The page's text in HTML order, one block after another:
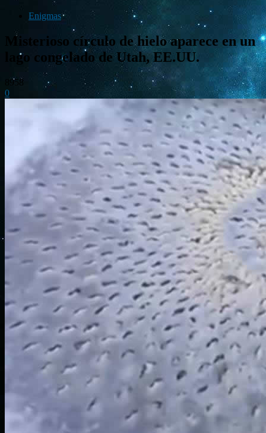
Enigmas
Misterioso círculo de hielo aparece en un
lago congelado de Utah, EE.UU.
8958
0